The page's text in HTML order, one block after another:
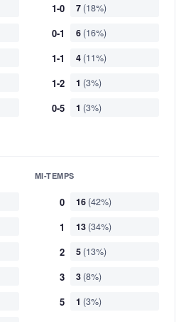
1-0 7 (18%)
0-1 6 (16%)
1-1 4 (11%)
1-2 1 (3%)
0-5 1 (3%)
MI-TEMPS
0 16 (42%)
1 13 (34%)
2 5 (13%)
3 3 (8%)
5 1 (3%)